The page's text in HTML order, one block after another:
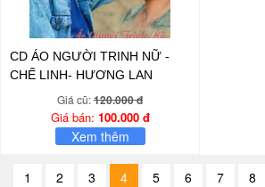
CD ÁO NGƯỜI TRINH NỮ -
CHẾ LINH- HƯƠNG LAN
Giá cũ:120.000 đ
Giá bán: 100.000 đ
Xem thêm
1 2 3 4 5 6 7 8